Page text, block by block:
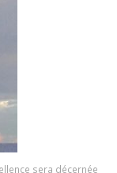
sera décernée